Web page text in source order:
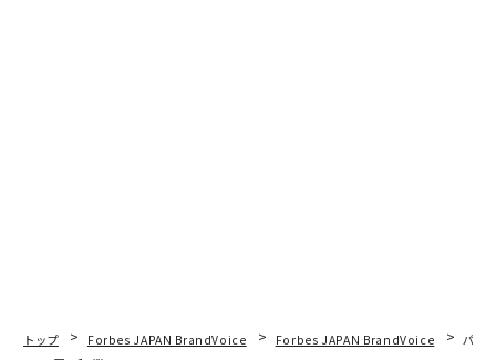
トップ Forbes JAPAN BrandVoice Forbes JAPAN BrandVoice パシ